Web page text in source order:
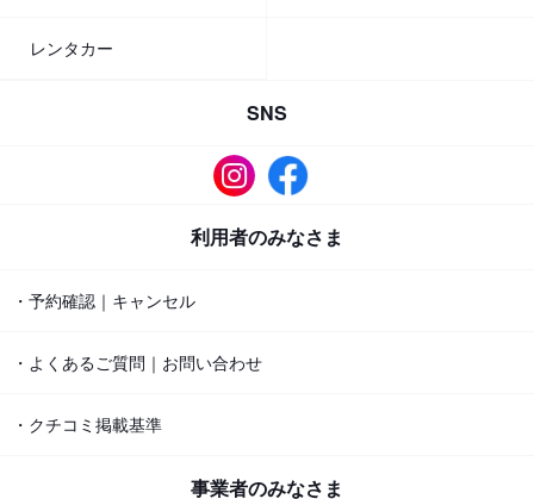
レンタカー
SNS
利用者のみなさま
・予約確認｜キャンセル
・よくあるご質問｜お問い合わせ
・クチコミ掲載基準
事業者のみなさま